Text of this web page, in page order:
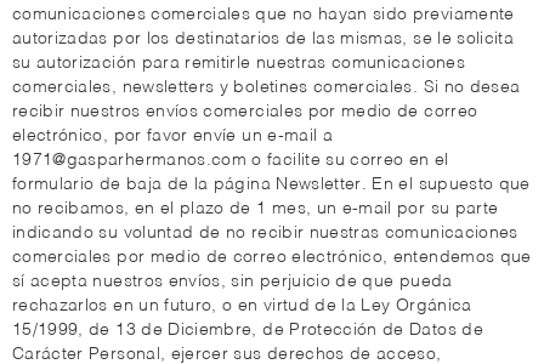
comunicaciones comerciales que no hayan sido previamente
autorizadas por los destinatarios de las mismas, se le solicita
su autorización para remitirle nuestras comunicaciones
comerciales, newsletters y boletines comerciales. Si no desea
recibir nuestros envíos comerciales por medio de correo
electrónico, por favor envíe un e-mail a
1971@gasparhermanos.com o facilite su correo en el
formulario de baja de la página Newsletter. En el supuesto que
no recibamos, en el plazo de 1 mes, un e-mail por su parte
indicando su voluntad de no recibir nuestras comunicaciones
comerciales por medio de correo electrónico, entendemos que
sí acepta nuestros envíos, sin perjuicio de que pueda
rechazarlos en un futuro, o en virtud de la Ley Orgánica
15/1999, de 13 de Diciembre, de Protección de Datos de
Carácter Personal, ejercer sus derechos de acceso,